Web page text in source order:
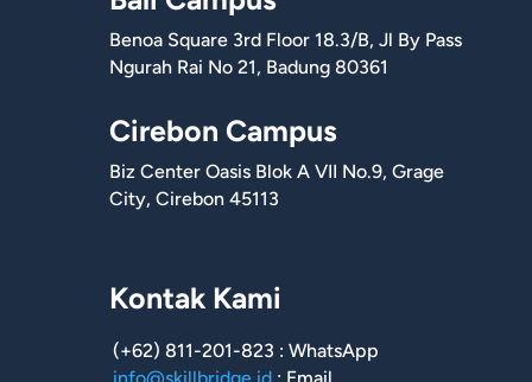
Benoa Square 3rd Floor 18.3/B, Jl By Pass
Ngurah Rai No 21, Badung 80361
Cirebon Campus
Biz Center Oasis Blok A VII No.9, Grage
City, Cirebon 45113
Kontak Kami
(+62) 811-201-823 : WhatsApp